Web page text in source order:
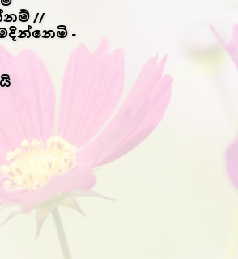
//
-